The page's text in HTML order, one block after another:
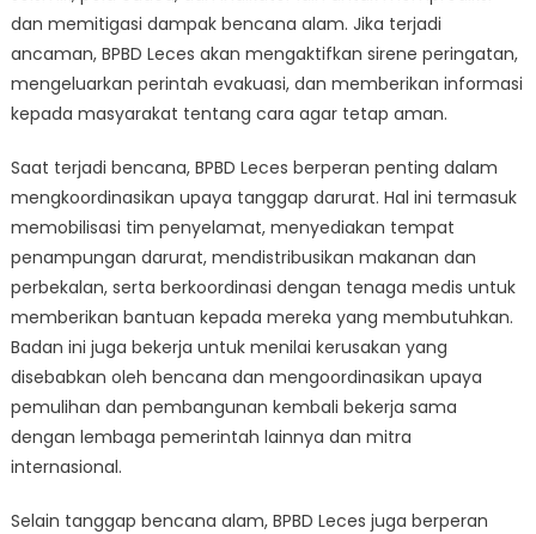
dan memitigasi dampak bencana alam. Jika terjadi
ancaman, BPBD Leces akan mengaktifkan sirene peringatan,
mengeluarkan perintah evakuasi, dan memberikan informasi
kepada masyarakat tentang cara agar tetap aman.
Saat terjadi bencana, BPBD Leces berperan penting dalam
mengkoordinasikan upaya tanggap darurat. Hal ini termasuk
memobilisasi tim penyelamat, menyediakan tempat
penampungan darurat, mendistribusikan makanan dan
perbekalan, serta berkoordinasi dengan tenaga medis untuk
memberikan bantuan kepada mereka yang membutuhkan.
Badan ini juga bekerja untuk menilai kerusakan yang
disebabkan oleh bencana dan mengoordinasikan upaya
pemulihan dan pembangunan kembali bekerja sama
dengan lembaga pemerintah lainnya dan mitra
internasional.
Selain tanggap bencana alam, BPBD Leces juga berperan